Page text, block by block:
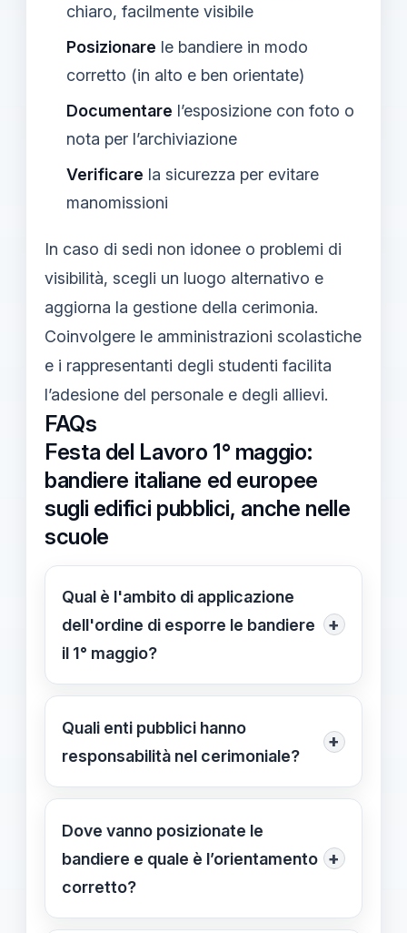
chiaro, facilmente visibile
Posizionare le bandiere in modo
corretto (in alto e ben orientate)
Documentare l’esposizione con foto o
nota per l’archiviazione
Verificare la sicurezza per evitare
manomissioni
In caso di sedi non idonee o problemi di
visibilità, scegli un luogo alternativo e
aggiorna la gestione della cerimonia.
Coinvolgere le amministrazioni scolastiche
e i rappresentanti degli studenti facilita
l’adesione del personale e degli allievi.
FAQs
Festa del Lavoro 1° maggio:
bandiere italiane ed europee
sugli edifici pubblici, anche nelle
scuole
Qual è l'ambito di applicazione
dell'ordine di esporre le bandiere
il 1° maggio?
+
L’obbligo riguarda gli edifici pubblici,
comprese le scuole, e vale per l’intera
giornata del 1° maggio. Si applica
(decorrenza 27/04/2006); le bandiere
italiana ed europea devono essere
visibili all’esterno.
Quali enti pubblici hanno
responsabilità nel cerimoniale?
+
Presidenza della Repubblica,
Consiglio di Stato, Corte dei Conti,
Banca d’Italia, INPS, ISTAT, ENEA,
Agenzia Spaziale Italiana e i
Dove vanno posizionate le
bandiere e quale è l’orientamento
corretto?
+
Le bandiere devono essere visibili